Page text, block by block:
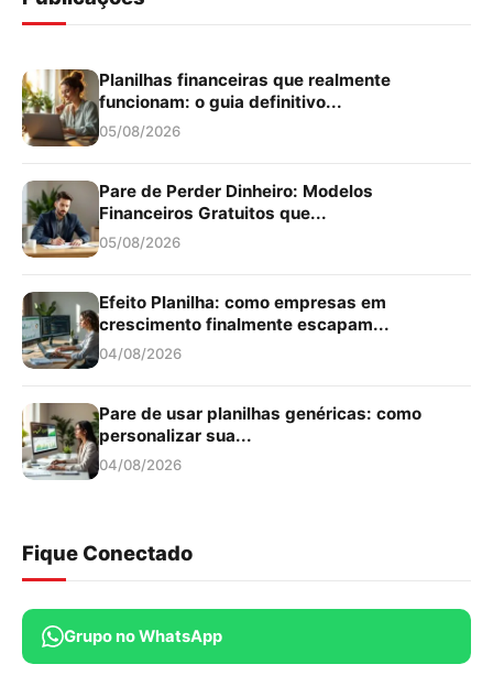
Planilhas financeiras que realmente
funcionam: o guia definitivo...
05/08/2026
Pare de Perder Dinheiro: Modelos
Financeiros Gratuitos que...
05/08/2026
Efeito Planilha: como empresas em
crescimento finalmente escapam...
04/08/2026
Pare de usar planilhas genéricas: como
personalizar sua...
04/08/2026
Fique Conectado
Grupo no WhatsApp